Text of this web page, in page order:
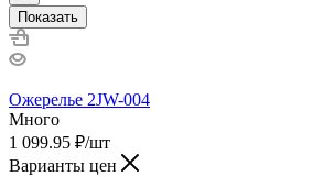
Показать
Ожерелье 2JW-004
Много
1 099.95 ₽/шт
Варианты цен